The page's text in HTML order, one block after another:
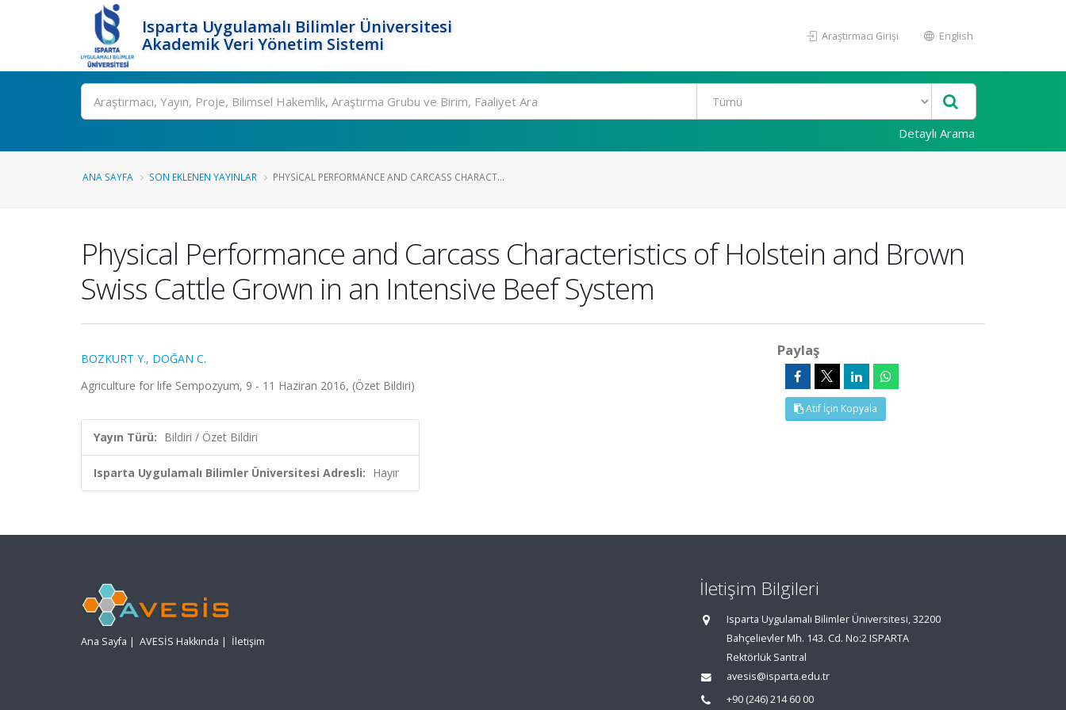
Isparta Uygulamalı Bilimler Üniversitesi
Akademik Veri Yönetim Sistemi
Araştırmacı Girişi English
Ara
Detaylı Arama
ANA SAYFA SON EKLENEN YAYINLAR PHYSICAL PERFORMANCE AND CARCASS CHARACT...
Physical Performance and Carcass Characteristics of Holstein and Brown
Swiss Cattle Grown in an Intensive Beef System
BOZKURT Y., DOĞAN C.
Agriculture for lıfe Sempozyum, 9 - 11 Haziran 2016, (Özet Bildiri)
Yayın Türü: Bildiri / Özet Bildiri
Isparta Uygulamalı Bilimler Üniversitesi Adresli: Hayır
Paylaş
Atıf İçin Kopyala
Ana Sayfa | AVESİS Hakkında | İletişim
İletişim Bilgileri
Isparta Uygulamalı Bilimler Üniversitesi, 32200
Bahçelievler Mh. 143. Cd. No:2 ISPARTA
Rektörlük Santral
avesis@isparta.edu.tr
+90 (246) 214 60 00